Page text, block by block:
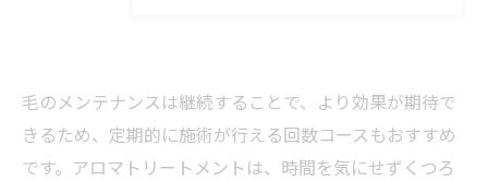
毛のメンテナンスは継続することで、より効果が期待で
きるため、定期的に施術が行える回数コースもおすすめ
です。アロマトリートメントは、時間を気にせずくつろ